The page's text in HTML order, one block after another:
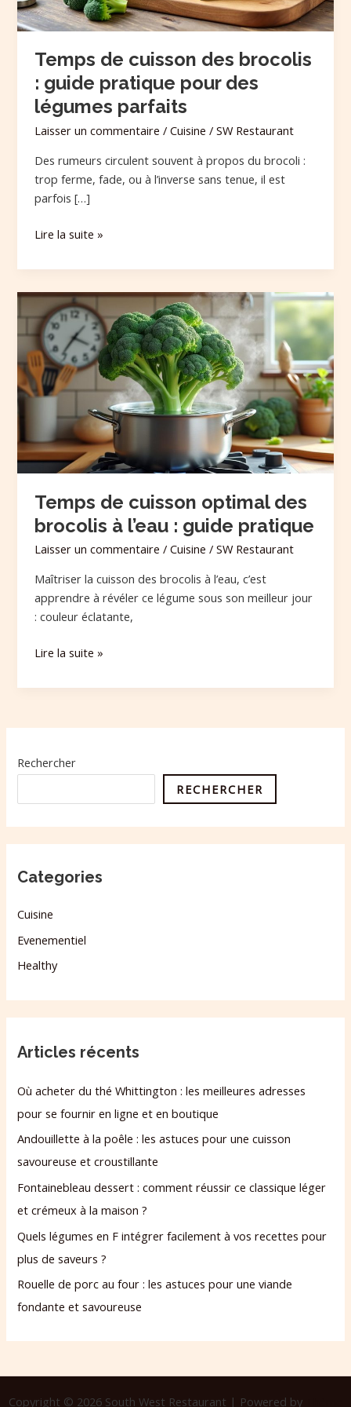
Temps de cuisson des brocolis
: guide pratique pour des
légumes parfaits
Laisser un commentaire /Cuisine /SW Restaurant
Des rumeurs circulent souvent à propos du brocoli :
trop ferme, fade, ou à l’inverse sans tenue, il est
parfois […]
pour
des
parfaits
Lire la suite »
Temps de cuisson optimal des
brocolis à l’eau : guide pratique
Laisser un commentaire /Cuisine /SW Restaurant
Maîtriser la cuisson des brocolis à l’eau, c’est
apprendre à révéler ce légume sous son meilleur jour
: couleur éclatante,
Temps
de
cuisson
optimal
des
brocolis
l’eau
:
guide
Lire la suite »
Rechercher
RECHERCHER
Categories
Cuisine
Evenementiel
Healthy
Articles récents
Où acheter du thé Whittington : les meilleures adresses
pour se fournir en ligne et en boutique
Andouillette à la poêle : les astuces pour une cuisson
savoureuse et croustillante
Fontainebleau dessert : comment réussir ce classique léger
et crémeux à la maison ?
Quels légumes en F intégrer facilement à vos recettes pour
plus de saveurs ?
Rouelle de porc au four : les astuces pour une viande
fondante et savoureuse
Copyright © 2026 South West Restaurant | Powered by